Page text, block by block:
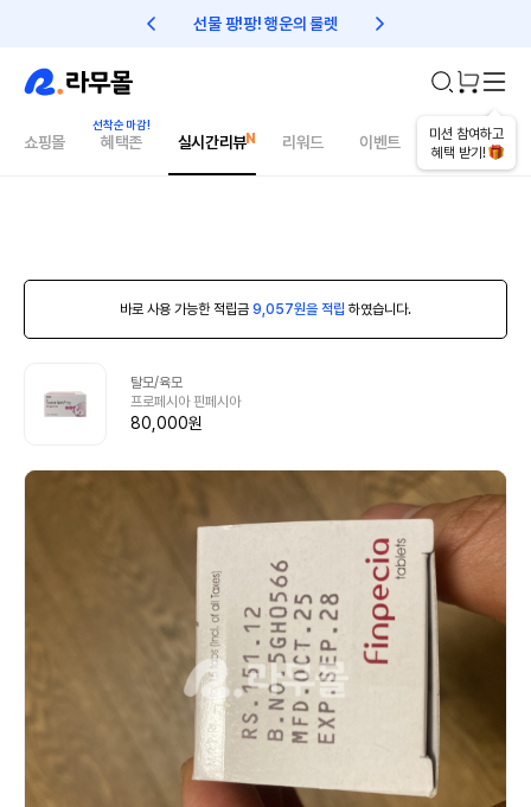
선물 팡!팡! 행운의 룰렛 친구초대 1만원 리워드!
미션 참여하고
혜택 받기!
쇼핑몰 혜택존 실시간리뷰 리워드 이벤트 건강매거진
바로 사용 가능한 적립금 9,057원을 적립 하였습니다.
탈모/육모
프로페시아 핀페시아
80,000원